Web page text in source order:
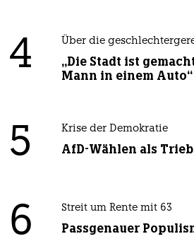
4 Über die
„Die Stadt ist
Mann in einem Auto“
5 Krise der Demokratie
AfD-Wählen als
6 Streit um Rente mit 63
Passgenauer